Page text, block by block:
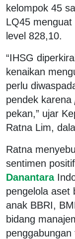
kelompok 45
LQ45
level 828,10.
“IHSG
kenaikan
perlu
pendek karena
pekan,” ujar
Ratna Lim,
Ratna
sentimen
Danantara
pengelola aset
anak BBRI,
bidang